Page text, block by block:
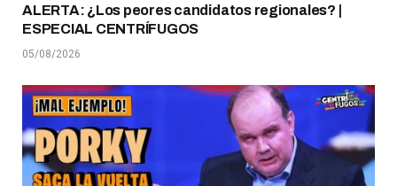
ALERTA: ¿Los peores candidatos regionales? |
ESPECIAL CENTRÍFUGOS
05/08/2026